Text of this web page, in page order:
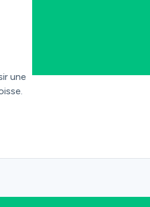
une